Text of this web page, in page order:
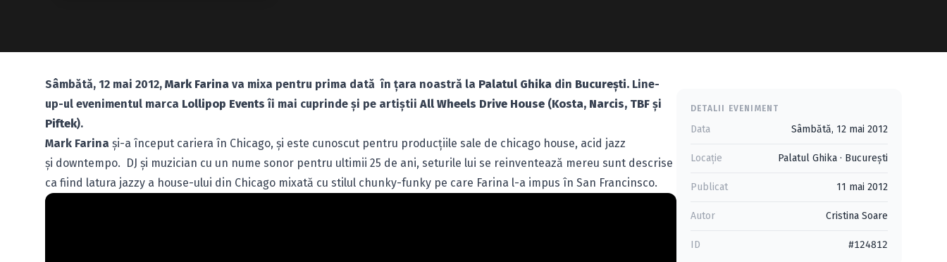
Sâmbătă, 12 mai 2012, Mark Farina va mixa pentru prima dată în ţara noastră la Palatul Ghika din Bucureşti. Line-
up-ul evenimentul marca Lollipop Events îi mai cuprinde şi pe artiştiiAll Wheels Drive House (Kosta, Narcis, TBF şi
Piftek).
Mark Farina şi-a început cariera în Chicago, şi este cunoscut pentru producţiile sale de chicago house, acid jazz
şi downtempo. DJ și muzician cu un nume sonor pentru ultimii 25 de ani, seturile lui se reinventează mereu sunt descrise
ca fiind latura jazzy a house-ului din Chicago mixată cu stilul chunky-funky pe care Farina l-a impus în San Francinsco.
DETALII EVENIMENT
Data Sâmbătă, 12 mai 2012
Locație Palatul Ghika · Bucureşti
Publicat 11 mai 2012
Autor Cristina Soare
ID #124812